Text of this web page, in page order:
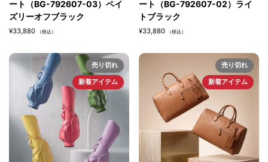
ート（BG-792607-03）ペイ
ズリーオフブラック
¥33,880 （税込）
ート（BG-792607-02）ライ
トブラック
¥33,880 （税込）
売り切れ
新着アイテム
売り切れ
新着アイテム